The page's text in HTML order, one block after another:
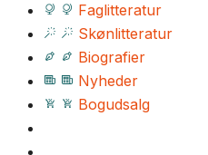
Faglitteratur
Skønlitteratur
Biografier
Nyheder
Bogudsalg